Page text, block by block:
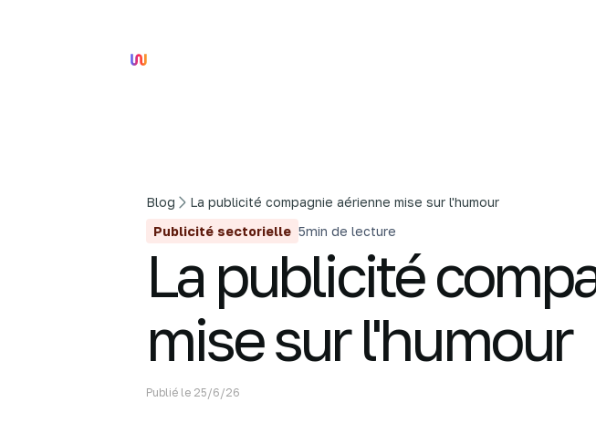
Blog
La publicité compagnie aérienne mise sur l'humour
Publicité sectorielle 5min de lecture
La publicité
mise sur l'humour
Publié le 25/6/26